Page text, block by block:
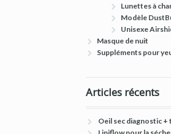
Lunettes à
Modèle
Unisexe
Masque de nuit
Suppléments pour
Articles récents
Oeil sec diagnostic